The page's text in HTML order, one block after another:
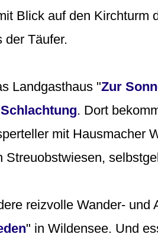
Blick auf den Kirchturm
der Täufer.
Landgasthaus "Zur
. Dort
mit Hausmacher
Streuobstwiesen,
reizvolle Wander- und
" in Wildensee. Und